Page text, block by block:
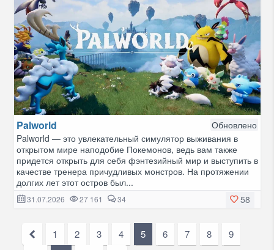
Palworld
Обновлено
Palworld — это увлекательный симулятор выживания в
открытом мире наподобие Покемонов, ведь вам также
придется открыть для себя фэнтезийный мир и выступить в
качестве тренера причудливых монстров. На протяжении
долгих лет этот остров был...
58
31.07.2026 27 161 34
1 2 3 4 5 6 7 8
9